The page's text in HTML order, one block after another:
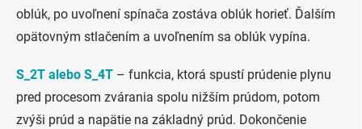
oblúk, po uvoľnení spínača zostáva oblúk horieť. Ďalším
opätovným stlačením a uvoľnením sa oblúk vypína.
S_2T alebo S_4T – funkcia, ktorá spustí prúdenie plynu
pred procesom zvárania spolu nižším prúdom, potom
zvýši prúd a napätie na základný prúd. Dokončenie